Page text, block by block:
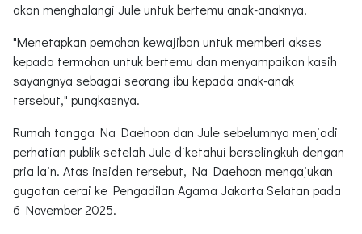
akan menghalangi Jule untuk bertemu anak-anaknya.
"Menetapkan pemohon kewajiban untuk memberi akses
kepada termohon untuk bertemu dan menyampaikan kasih
sayangnya sebagai seorang ibu kepada anak-anak
tersebut," pungkasnya.
Rumah tangga Na Daehoon dan Jule sebelumnya menjadi
perhatian publik setelah Jule diketahui berselingkuh dengan
pria lain. Atas insiden tersebut, Na Daehoon mengajukan
gugatan cerai ke Pengadilan Agama Jakarta Selatan pada
6 November 2025.